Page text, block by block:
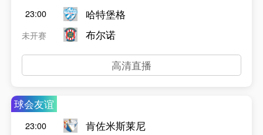
23:00
未开赛
哈特堡格
布尔诺
高清直播
球会友谊
23:00
肯佐米斯莱尼